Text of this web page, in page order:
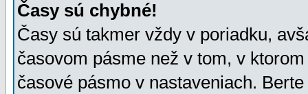
Časy sú chybné!
Časy sú takmer vždy v poriadku,
časovom pásme než v tom, v
časové pásmo v nastaveniach.